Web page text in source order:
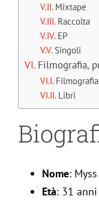
Mixtape
Raccolta
EP
Singoli
Filmografia,
Libri
Nome:
Età: 31 anni